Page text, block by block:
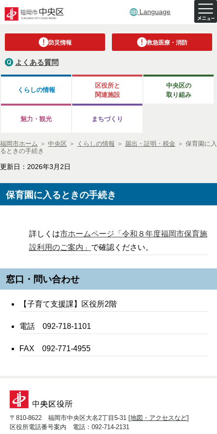
Language
防災情報 救急医療・消防
よくある質問
くらしの情報
区役所と
関連施設
中央区の
取り組み
魅力・観光 まちづくり
福岡市ホーム ＞ 中央区 ＞ くらしの情報 ＞ 届出・証明・税金 ＞ 保育園に入
るときの手続き
更新日：2026年3月2日
保育園に入るときの手続き
詳しくは市ホームページ「令和８年度福岡市保育施
設利用のご案内」 で確認ください。
窓口・問い合わせ
【子育て支援課】区役所2階
電話 092-718-1101
FAX 092-771-4955
〒810-8622 福岡市中央区大名2丁目5-31 [地図・アクセスなど]
区役所電話番号案内 電話：092-714-2131